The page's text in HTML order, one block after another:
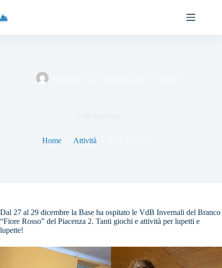
al
contenuto
Home Attività
Dal 27 al 29 dicembre la Base ha ospitato le VdB Invernali del Branco
“Fiore Rosso” del Piacenza 2. Tanti giochi e attività per lupetti e
lupette!